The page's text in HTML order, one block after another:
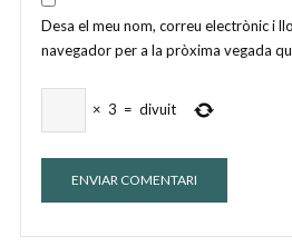
Desa el meu nom, correu electrònic i
navegador per a la pròxima vegada
× 3 = divuit